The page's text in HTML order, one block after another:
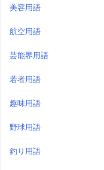
美容用語
航空用語
芸能界用語
若者用語
趣味用語
野球用語
釣り用語